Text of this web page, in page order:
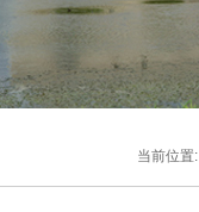
当前位置: